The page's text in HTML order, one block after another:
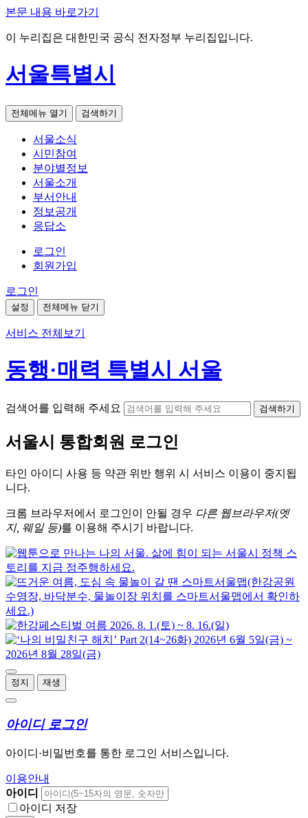
본문 내용 바로가기
이 누리집은 대한민국 공식 전자정부 누리집입니다.
서울특별시
전체메뉴 열기 검색하기
서울소식
시민참여
분야별정보
서울소개
부서안내
정보공개
응답소
로그인
회원가입
로그인
설정 전체메뉴 닫기
서비스 전체보기
동행·매력 특별시 서울
검색어를 입력해 주세요 검색하기
서울시 통합회원 로그인
타인 아이디 사용 등 약관 위반 행위 시 서비스 이용이 중지됩
니다.
크롬 브라우저에서 로그인이 안될 경우 다른 웹브라우저(엣
지, 웨일 등)를 이용해 주시기 바랍니다.
정지 재생
아이디 로그인
아이디·비밀번호를 통한 로그인 서비스입니다.
이용안내
아이디
아이디 저장